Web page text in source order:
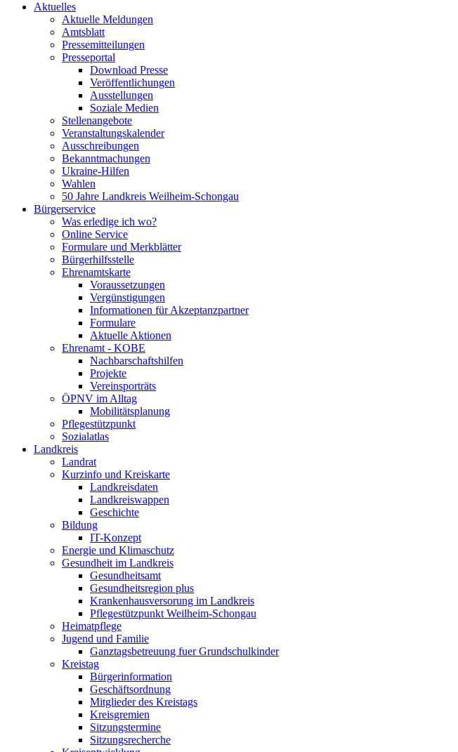
Aktuelles
Aktuelle Meldungen
Amtsblatt
Pressemitteilungen
Presseportal
Download Presse
Veröffentlichungen
Ausstellungen
Soziale Medien
Stellenangebote
Veranstaltungskalender
Ausschreibungen
Bekanntmachungen
Ukraine-Hilfen
Wahlen
50 Jahre Landkreis Weilheim-Schongau
Bürgerservice
Was erledige ich wo?
Online Service
Formulare und Merkblätter
Bürgerhilfsstelle
Ehrenamtskarte
Voraussetzungen
Vergünstigungen
Informationen für Akzeptanzpartner
Formulare
Aktuelle Aktionen
Ehrenamt - KOBE
Nachbarschaftshilfen
Projekte
Vereinsporträts
ÖPNV im Alltag
Mobilitätsplanung
Pflegestützpunkt
Sozialatlas
Landkreis
Landrat
Kurzinfo und Kreiskarte
Landkreisdaten
Landkreiswappen
Geschichte
Bildung
IT-Konzept
Energie und Klimaschutz
Gesundheit im Landkreis
Gesundheitsamt
Gesundheitsregion plus
Krankenhausversorung im Landkreis
Pflegestützpunkt Weilheim-Schongau
Heimatpflege
Jugend und Familie
Ganztagsbetreuung fuer Grundschulkinder
Kreistag
Bürgerinformation
Geschäftsordnung
Mitglieder des Kreistags
Kreisgremien
Sitzungstermine
Sitzungsrecherche